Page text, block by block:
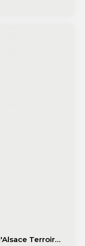
Terroir